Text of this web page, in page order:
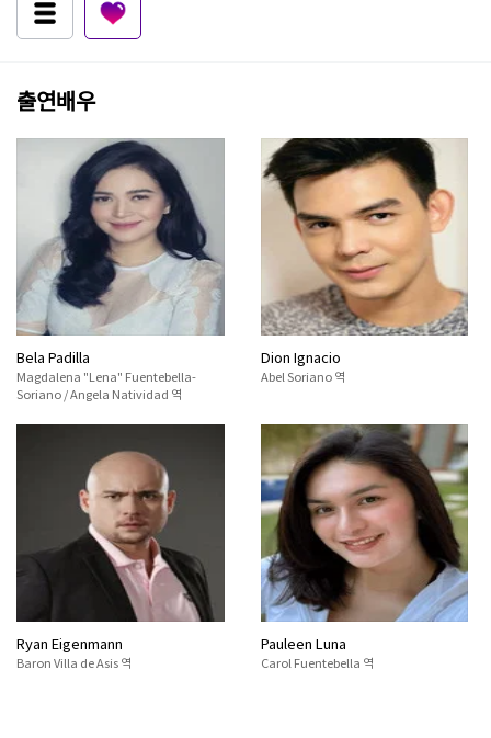
출연배우
Bela Padilla
Magdalena "Lena" Fuentebella-
Soriano / Angela Natividad 역
Dion Ignacio
Abel Soriano 역
Ryan Eigenmann
Baron Villa de Asis 역
Pauleen Luna
Carol Fuentebella 역